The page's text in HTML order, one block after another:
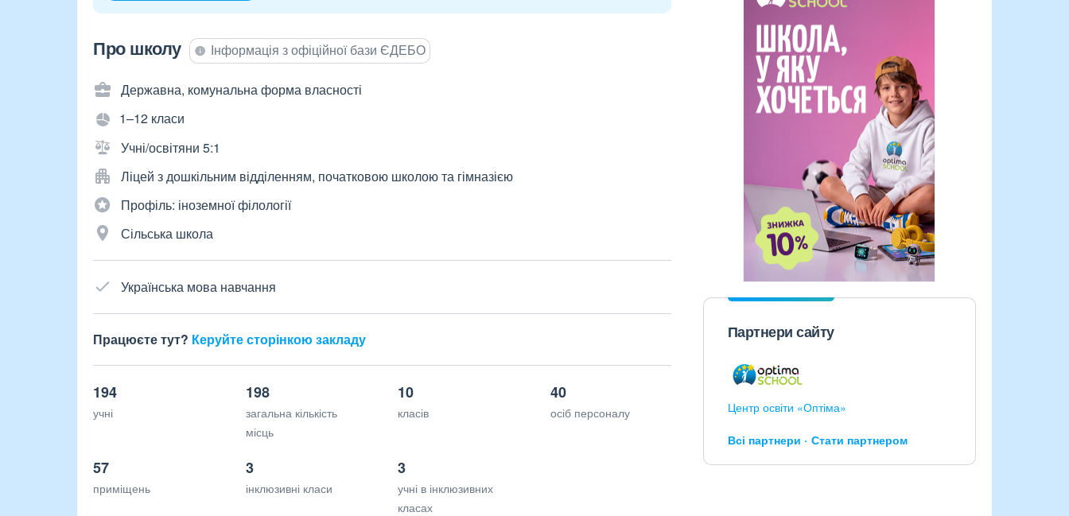
Про школу Інформація з офіційної бази ЄДЕБО
Державна, комунальна форма власності
1–12 класи
Учні/освітяни 5:1
Ліцей з дошкільним відділенням, початковою школою та гімназією
Профіль: іноземної філології
Сільська школа
Українська мова навчання
Працюєте тут? Керуйте сторінкою закладу
194
учні
198
загальна кількість
місць
10
класів
40
осіб персоналу
57
приміщень
3
інклюзивні класи
3
учні в інклюзивних
класах
Партнери сайту
Центр освіти «Оптіма»
Всі партнери Стати партнером